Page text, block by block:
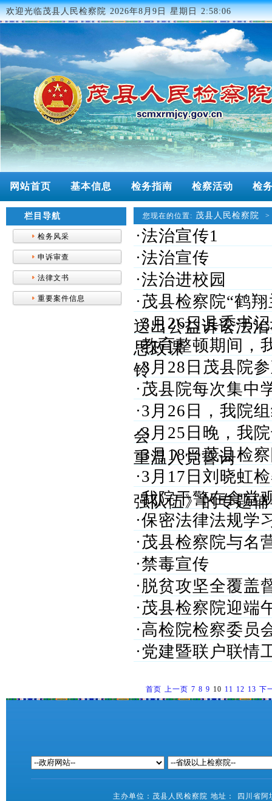
欢迎光临茂县人民检察院2026年8月9日 星期日 2:58:06
网站首页 基本信息 检务指南 检察活动 检
栏目导航
检务风采
申诉审查
法律文书
重要案件信息
您现在的位置: 茂县人民检察院
·法治宣传1
·法治宣传
·法治进校园
·茂县检察院“鹤
送出公益诉讼法
·3月26日县委书
思政课
·教育整顿期间，
铃
·3月28日茂县院
·茂县院每次集中
·3月26日，我院
会
·3月25日晚，我
重温入党誓词
·3月18日茂县检
·3月17日刘晓虹
强队伍》的专题
·我院干警在食堂
·保密法律法规学
·茂县检察院与名
·禁毒宣传
·脱贫攻坚全覆盖
·茂县检察院迎端
·高检院检察委员
·党建暨联户联情
首页 上一页 7 8 9 10 11 12 13 下
主办单位：茂县人民检察院 地址： 四川省